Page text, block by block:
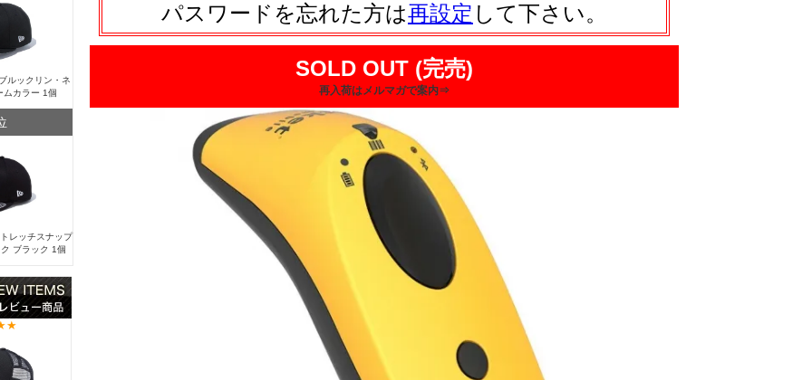
ルックリン・ネ
ムカラー 1個
レッチスナップ
ブラック 1個
パスワードを忘れた方は再設定 して下さい。
SOLD OUT (完売)
再入荷はメルマガで案内⇒